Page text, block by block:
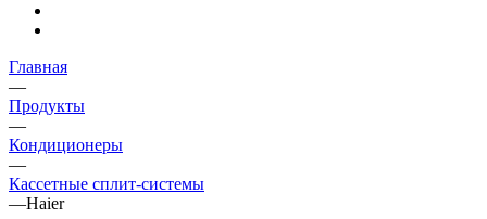
Главная
—
Продукты
—
Кондиционеры
—
Кассетные сплит-системы
—Haier